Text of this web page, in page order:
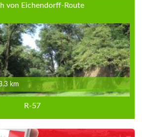
von Eichendorff-Route
km
R-57